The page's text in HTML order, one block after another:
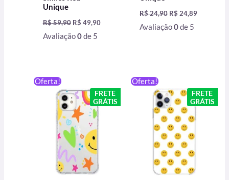
Unique
R$59,90 R$ 49,90
Avaliação0de 5
R$24,90 R$ 24,89
Avaliação0de 5
Oferta!
FRETE
GRÁTIS
original
era:
R$ 59,90.
preço
atual
é:
Oferta!
FRETE
GRÁTIS
original
era:
R$ 59,90.
preço
atual
é: